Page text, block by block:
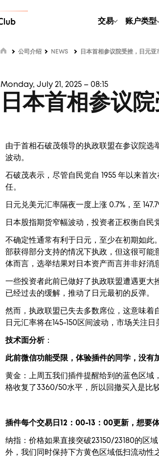
交易 账户类型
公司介绍 NEWS 日本首相参议院受挫，日元亚
Monday, July 21, 2025 – 08:15
日本首相参议
由于首相石破茂领导的执政联盟在参议院
波动。
石破茂表示，尽管自民党自 1955 年以来首
任。
日元兑美元汇率隔夜一度上涨 0.7%，至
日本股指期货窄幅波动，投资者正权衡自民
不确定性通常有利于日元，至少在初期如
部获得部分支持的情况下执政，但这很可能
体而言，选举结果对日本资产而言并非好消
一些投资者此前已做好了执政联盟遭遇更大
已经过去的缓解，推动了日元最初的反弹。
然而，执政联盟已失去多数席位，这意味着
日元汇率将在145-150区间波动，市场关注日
技术面分析：
此前微信功能受限，体验插件的同学，没有
黄金：上周五我们插件提醒给到的蓝色区域
格收复了3360/50水平，所以回撤买入是比
插件每个交易日12：00-13：00更新， 想要
纳指：价格如果直接突破23150/23180的区
外，我们同时保持下方黄色区域低扫流动性